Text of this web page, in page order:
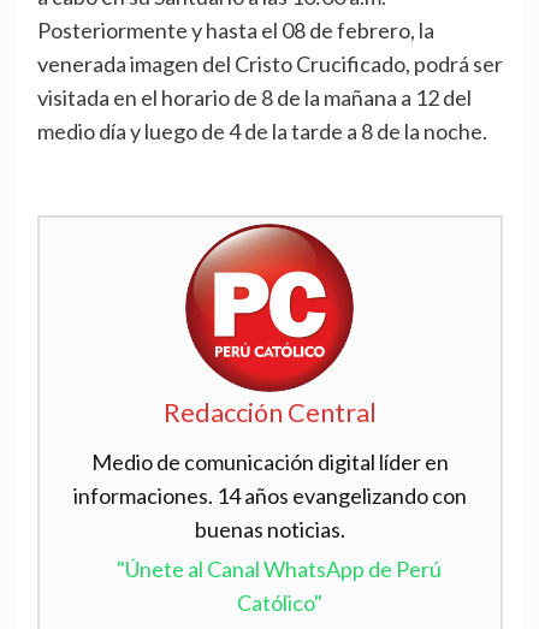
Posteriormente y hasta el 08 de febrero, la
venerada imagen del Cristo Crucificado, podrá ser
visitada en el horario de 8 de la mañana a 12 del
medio día y luego de 4 de la tarde a 8 de la noche.
Redacción Central
Medio de comunicación digital líder en
informaciones. 14 años evangelizando con
buenas noticias.
"Únete al Canal WhatsApp de Perú
Católico"